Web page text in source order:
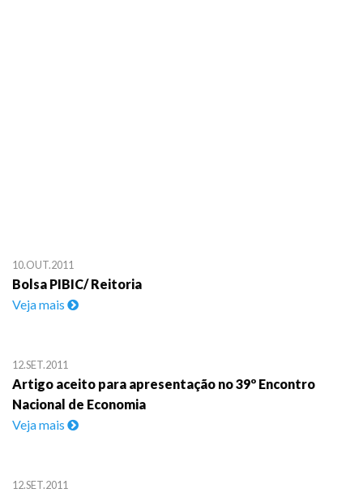
10.OUT.2011
Bolsa PIBIC/ Reitoria
Veja mais
12.SET.2011
Artigo aceito para apresentação no 39º Encontro
Nacional de Economia
Veja mais
12.SET.2011